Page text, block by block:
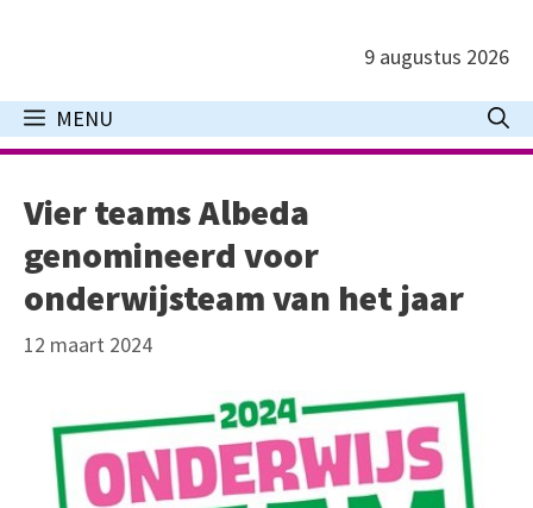
inhoud
9 augustus 2026
MENU
Vier teams Albeda
genomineerd voor
onderwijsteam van het jaar
12 maart 2024